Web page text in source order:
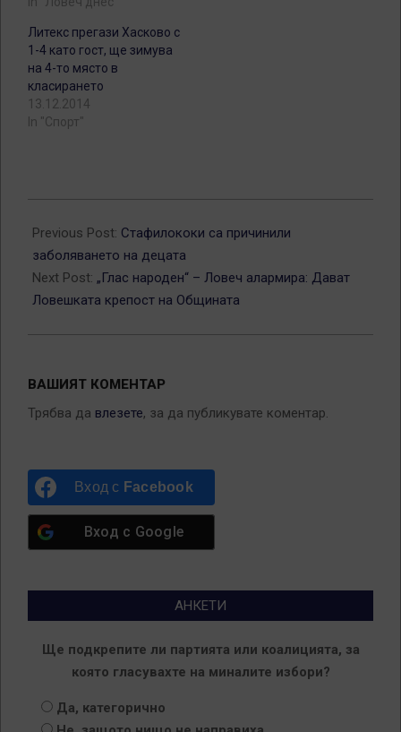
Литекс прегази Хасково с
1-4 като гост, ще зимува
на 4-то място в
класирането
13.12.2014
In "Спорт"
12-
07
Previous Post: Стафилококи са причинили
заболяването на децата
Next Post: „Глас народен“ – Ловеч алармира: Дават
Ловешката крепост на Общината
ВАШИЯТ КОМЕНТАР
Трябва да влезете, за да публикувате коментар.
Вход с Facebook
Вход с Google
АНКЕТИ
Ще подкрепите ли партията или коалицията, за
която гласувахте на миналите избори?
Да, категорично